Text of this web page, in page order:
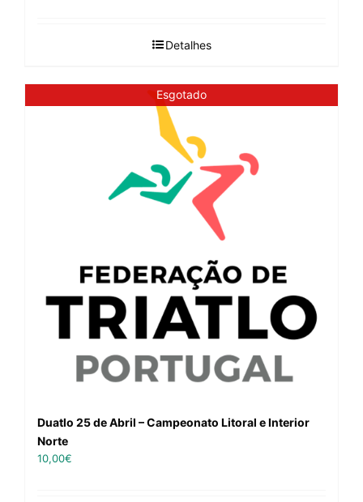
Detalhes
Esgotado
Duatlo 25 de Abril – Campeonato Litoral e Interior
Norte
10,00€